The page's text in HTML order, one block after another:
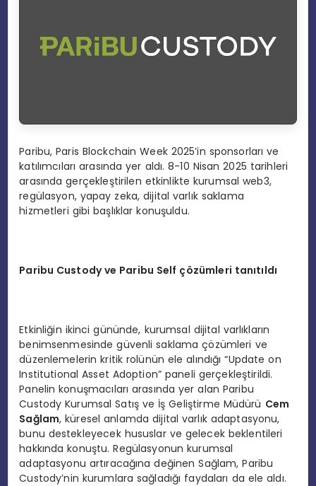
Paribu, Paris Blockchain Week 2025’in sponsorları ve
katılımcıları arasında yer aldı. 8-10 Nisan 2025 tarihleri
arasında gerçekleştirilen etkinlikte kurumsal web3,
regülasyon, yapay zeka, dijital varlık saklama
hizmetleri gibi başlıklar konuşuldu.
Paribu Custody ve Paribu Self çözümleri tanıtıldı
Etkinliğin ikinci gününde, kurumsal dijital varlıkların
benimsenmesinde güvenli saklama çözümleri ve
düzenlemelerin kritik rolünün ele alındığı “Update on
Institutional Asset Adoption” paneli gerçekleştirildi.
Panelin konuşmacıları arasında yer alan Paribu
Custody Kurumsal Satış ve İş Geliştirme Müdürü Cem
Sağlam, küresel anlamda dijital varlık adaptasyonu,
bunu destekleyecek hususlar ve gelecek beklentileri
hakkında konuştu. Regülasyonun kurumsal
adaptasyonu artıracağına değinen Sağlam, Paribu
Custody’nin kurumlara sağladığı faydaları da ele aldı.